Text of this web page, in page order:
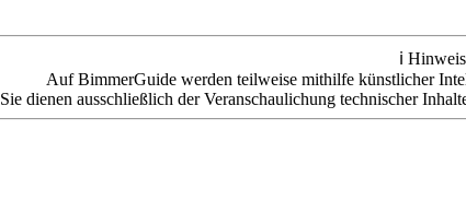
ℹ️
Auf BimmerGuide werden teilweise mithilfe künstlicher
Sie dienen ausschließlich der Veranschaulichung technischer